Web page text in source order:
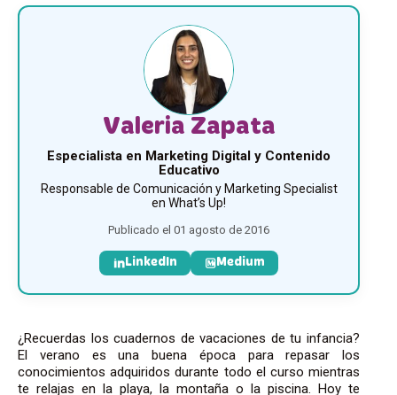
Valeria Zapata
Especialista en Marketing Digital y Contenido
Educativo
Responsable de Comunicación y Marketing Specialist
en What’s Up!
Publicado el 01 agosto de 2016
LinkedIn Medium
¿Recuerdas los cuadernos de vacaciones de tu infancia?
El verano es una buena época para repasar los
conocimientos adquiridos durante todo el curso mientras
te relajas en la playa, la montaña o la piscina. Hoy te